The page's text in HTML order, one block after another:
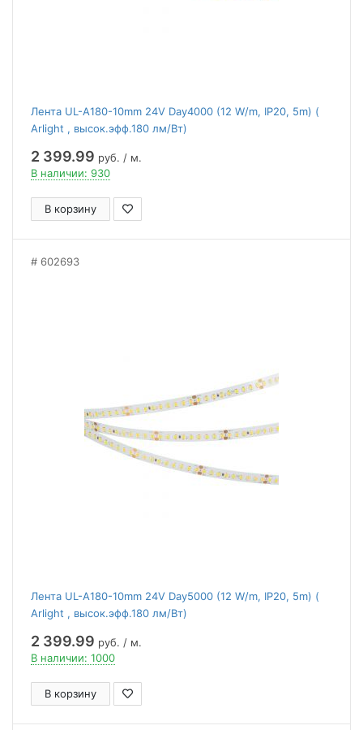
Лента UL-A180-10mm 24V Day4000 (12 W/m, IP20, 5m) (
Arlight , высок.эфф.180 лм/Вт)
2 399.99 руб. / м.
В наличии: 930
В корзину
602693
Лента UL-A180-10mm 24V Day5000 (12 W/m, IP20, 5m) (
Arlight , высок.эфф.180 лм/Вт)
2 399.99 руб. / м.
В наличии: 1000
В корзину